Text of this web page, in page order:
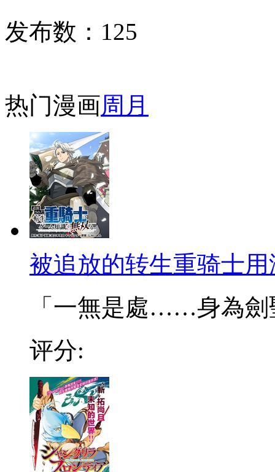
发布数： 125
热门漫画周 月
被追放的转生重骑士
「一無是處……身為劍
评分: